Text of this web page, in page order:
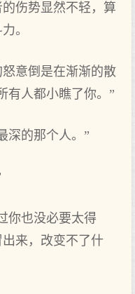
伤势显然不轻，算
。
意倒是在渐渐的散
有人都小瞧了你。”
深的那个人。”
你也没必要太得
来，改变不了什